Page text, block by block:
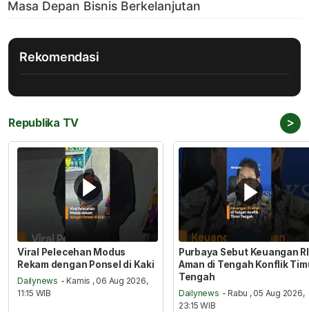
Rekomendasi
Republika TV >
Viral Pelecehan Modus
Rekam dengan Ponsel di Kaki
Dailynews - Kamis , 06 Aug 2026,
11:15 WIB
Purbaya Sebut Keuangan RI
Aman di Tengah Konflik
Tengah
Dailynews - Rabu , 05 Aug 2026,
23:15 WIB